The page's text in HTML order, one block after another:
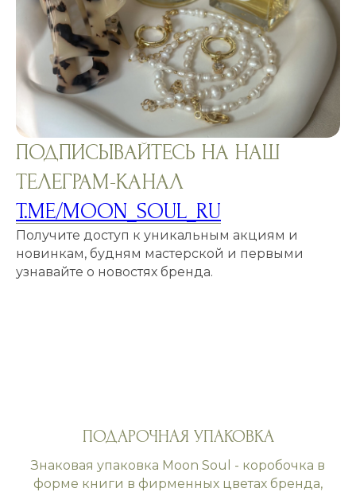
ПОДПИСЫВАЙТЕСЬ НА НАШ
ТЕЛЕГРАМ-КАНАЛ
T.ME/MOON_SOUL_RU
Получите доступ к уникальным акциям и
новинкам, будням мастерской и первыми
узнавайте о новостях бренда.
ПОДАРОЧНАЯ УПАКОВКА
Знаковая упаковка Moon Soul - коробочка в
форме книги в фирменных цветах бренда,